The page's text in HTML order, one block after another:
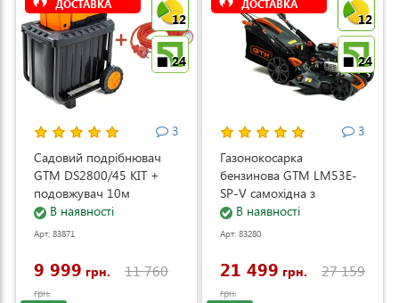
12
24
ДОСТАВКА
3
Садовий подрібнювач
GTM DS2800/45 KIT +
подовжувач 10м
(DS2800/45_KIT+ext.cord)
В наявності
Арт: 83871
9 999 грн. 11 760
грн.
12
24
ДОСТАВКА
3
Газонокосарка
бензинова GTM LM53E-
SP-V самохідна з
електростартером та
регулюванням швидкості
В наявності
Арт: 83280
21 499 грн. 27 159
грн.